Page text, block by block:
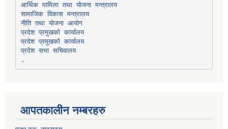
आर्थिक मामिला तथा योजना मन्त्रालय
सामाजिक विकास मन्त्रालय
नीति तथा योजना आयोग
प्रदेश प्रमुखको कार्यालय
प्रदेश प्रमुखको कार्यालय
प्रदेश सभा सचिवालय
आपतकालीन नम्बरहरु